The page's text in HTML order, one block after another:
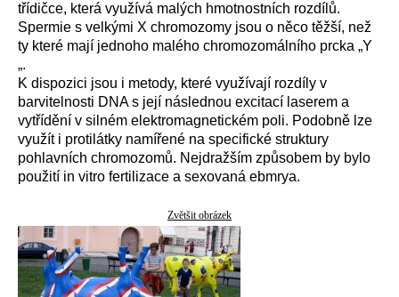
třídičce, která využívá malých hmotnostních rozdílů.
Spermie s velkými X chromozomy jsou o něco těžší, než
ty které mají jednoho malého chromozomálního prcka „Y
„.
K dispozici jsou i metody, které využívají rozdíly v
barvitelnosti DNA s její následnou excitací laserem a
vytřídění v silném elektromagnetickém poli. Podobně lze
využít i protilátky namířené na specifické struktury
pohlavních chromozomů. Nejdražším způsobem by bylo
použití in vitro fertilizace a sexovaná ebmrya.
Zvětšit obrázek